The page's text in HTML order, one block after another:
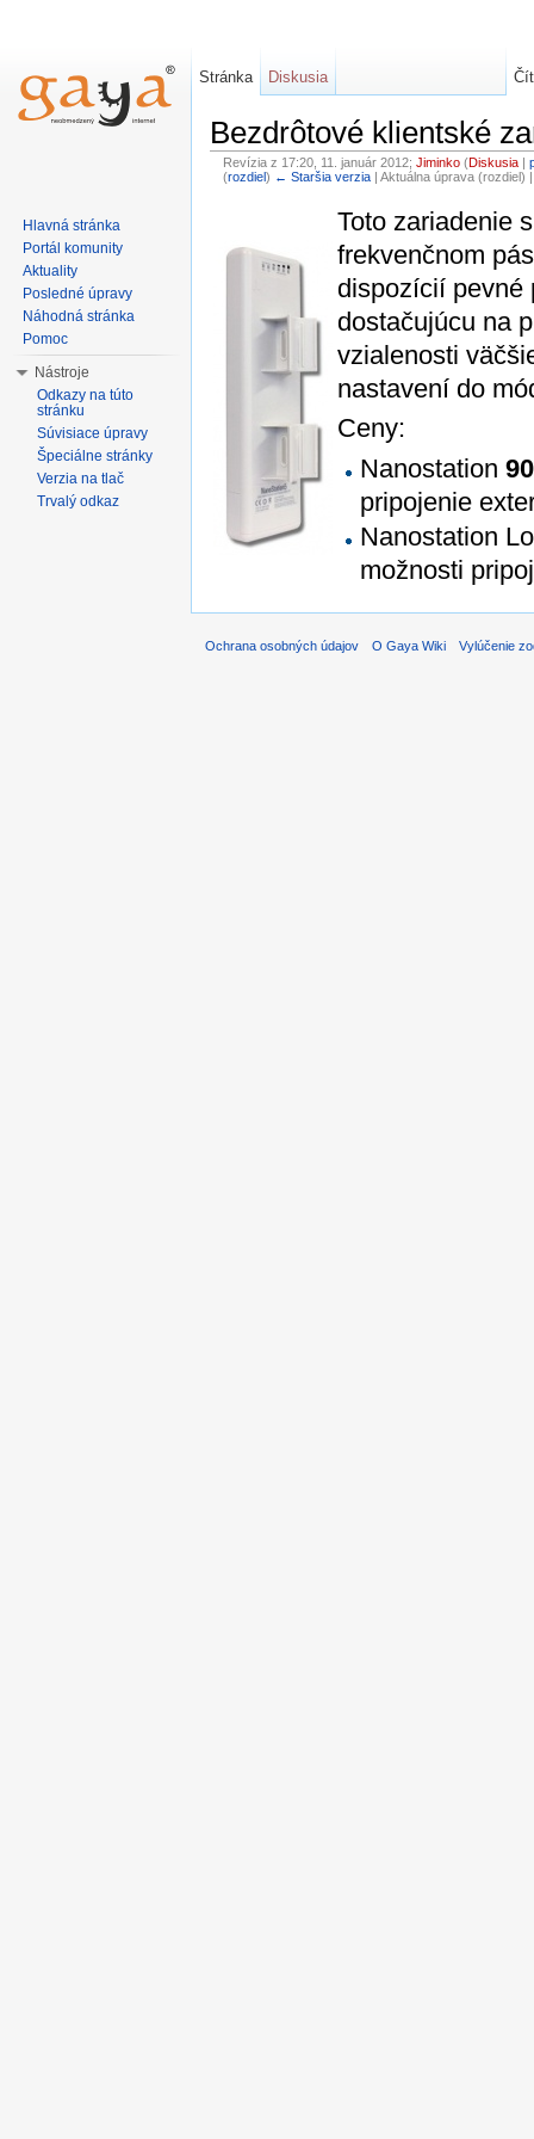
Bezdrôtové klientské
Revízia z 17:20, 11. január 2012; Jiminko (Diskusia|
(rozdiel) ← Staršia verzia| Aktuálna úprava (rozdiel)
Toto zariadenie
frekvenčnom
dispozícií pevné
dostačujúcu na
vzialenosti
nastavení do
Ceny:
Nanostation
pripojenie
Nanostation
možnosti
Stránka Diskusia
Hlavná stránka
Portál komunity
Aktuality
Posledné úpravy
Náhodná stránka
Pomoc
Nástroje
Odkazy na túto
stránku
Súvisiace úpravy
Špeciálne stránky
Verzia na tlač
Trvalý odkaz
Ochrana osobných údajov O Gaya Wiki Vylúčenie